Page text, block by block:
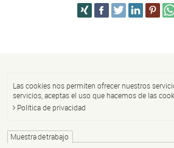
Las cookies nos permiten ofrecer nuestros
servicios, aceptas el uso que hacemos de las
Política de privacidad
Muestra de trabajo